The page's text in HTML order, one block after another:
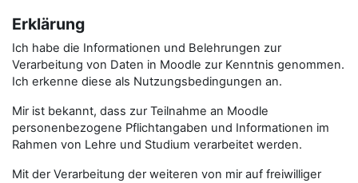
Erklärung
Ich habe die Informationen und Belehrungen zur
Verarbeitung von Daten in Moodle zur Kenntnis genommen.
Ich erkenne diese als Nutzungsbedingungen an.
Mir ist bekannt, dass zur Teilnahme an Moodle
personenbezogene Pflichtangaben und Informationen im
Rahmen von Lehre und Studium verarbeitet werden.
Mit der Verarbeitung der weiteren von mir auf freiwilliger